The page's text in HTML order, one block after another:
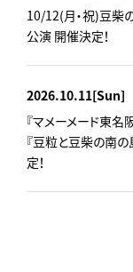
10/12(月・祝)豆柴
公演 開催決定！
2026.10.11[Sun]
『マメーメード東
『豆粒と豆柴の南
定！